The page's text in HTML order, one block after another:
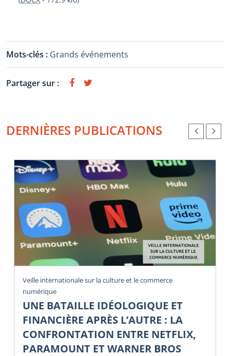
Mots-clés : Grands événements
Partager sur :
DERNIÈRES PUBLICATIONS
Veille internationale sur la culture et le commerce
numérique
UNE BATAILLE IDÉOLOGIQUE ET
FINANCIÈRE APRÈS L’AUTRE : LA
CONFRONTATION ENTRE NETFLIX,
PARAMOUNT ET WARNER BROS